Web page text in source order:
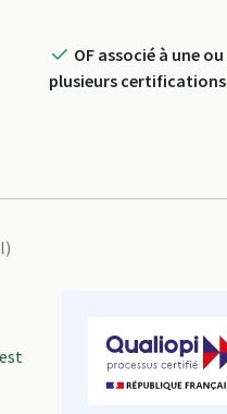
OF associé à une ou
plusieurs certifications